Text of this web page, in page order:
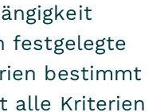
festgelegte
bestimmt
alle Kriterien